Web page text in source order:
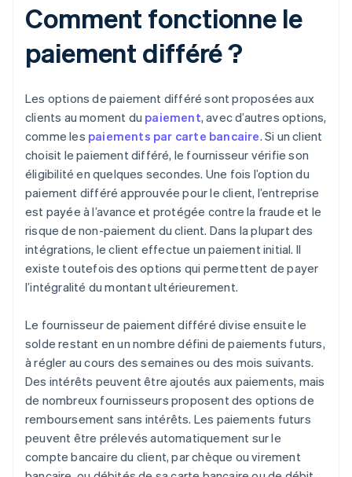
Comment fonctionne le
paiement différé ?
Les options de paiement différé sont proposées aux
clients au moment du paiement, avec d’autres options,
comme les paiements par carte bancaire. Si un client
choisit le paiement différé, le fournisseur vérifie son
éligibilité en quelques secondes. Une fois l’option du
paiement différé approuvée pour le client, l’entreprise
est payée à l’avance et protégée contre la fraude et le
risque de non-paiement du client. Dans la plupart des
intégrations, le client effectue un paiement initial. Il
existe toutefois des options qui permettent de payer
l’intégralité du montant ultérieurement.
Le fournisseur de paiement différé divise ensuite le
solde restant en un nombre défini de paiements futurs,
à régler au cours des semaines ou des mois suivants.
Des intérêts peuvent être ajoutés aux paiements, mais
de nombreux fournisseurs proposent des options de
remboursement sans intérêts. Les paiements futurs
peuvent être prélevés automatiquement sur le
compte bancaire du client, par chèque ou virement